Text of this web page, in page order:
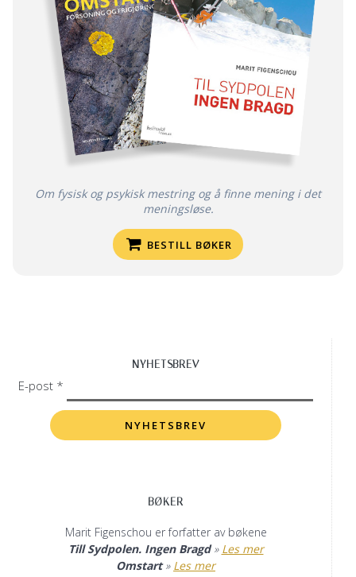
Om fysisk og psykisk mestring og å finne mening i det
meningsløse.
BESTILL BØKER
NYHETSBREV
E-post *
BØKER
Marit Figenschou er forfatter av bøkene
Till Sydpolen. Ingen Bragd» Les mer
Omstart» Les mer